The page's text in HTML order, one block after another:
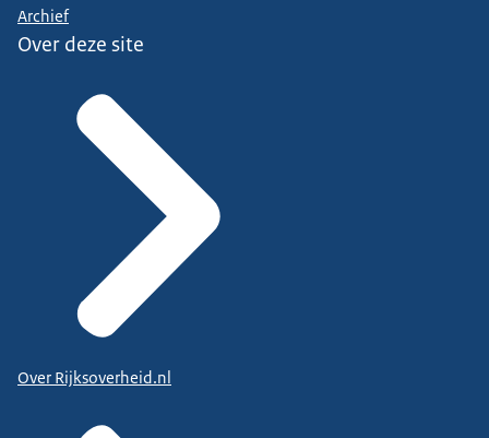
Archief
Over deze site
Over Rijksoverheid.nl